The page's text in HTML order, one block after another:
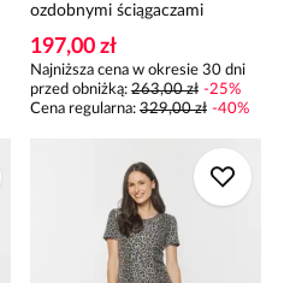
ozdobnymi ściągaczami
197,00 zł
Najniższa cena w okresie 30 dni
przed obniżką: 263,00 zł -25%
Cena regularna: 329,00 zł -40%